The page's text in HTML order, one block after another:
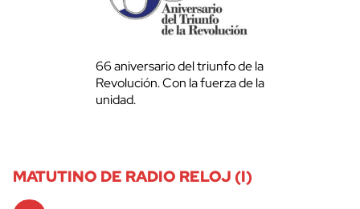
66 aniversario del triunfo de la
Revolución. Con la fuerza de la
unidad.
MATUTINO DE RADIO RELOJ (I)